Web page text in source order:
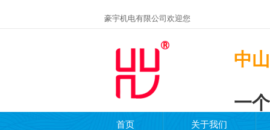
豪宇机电有限公司欢迎您
中
一
首页 关于我们